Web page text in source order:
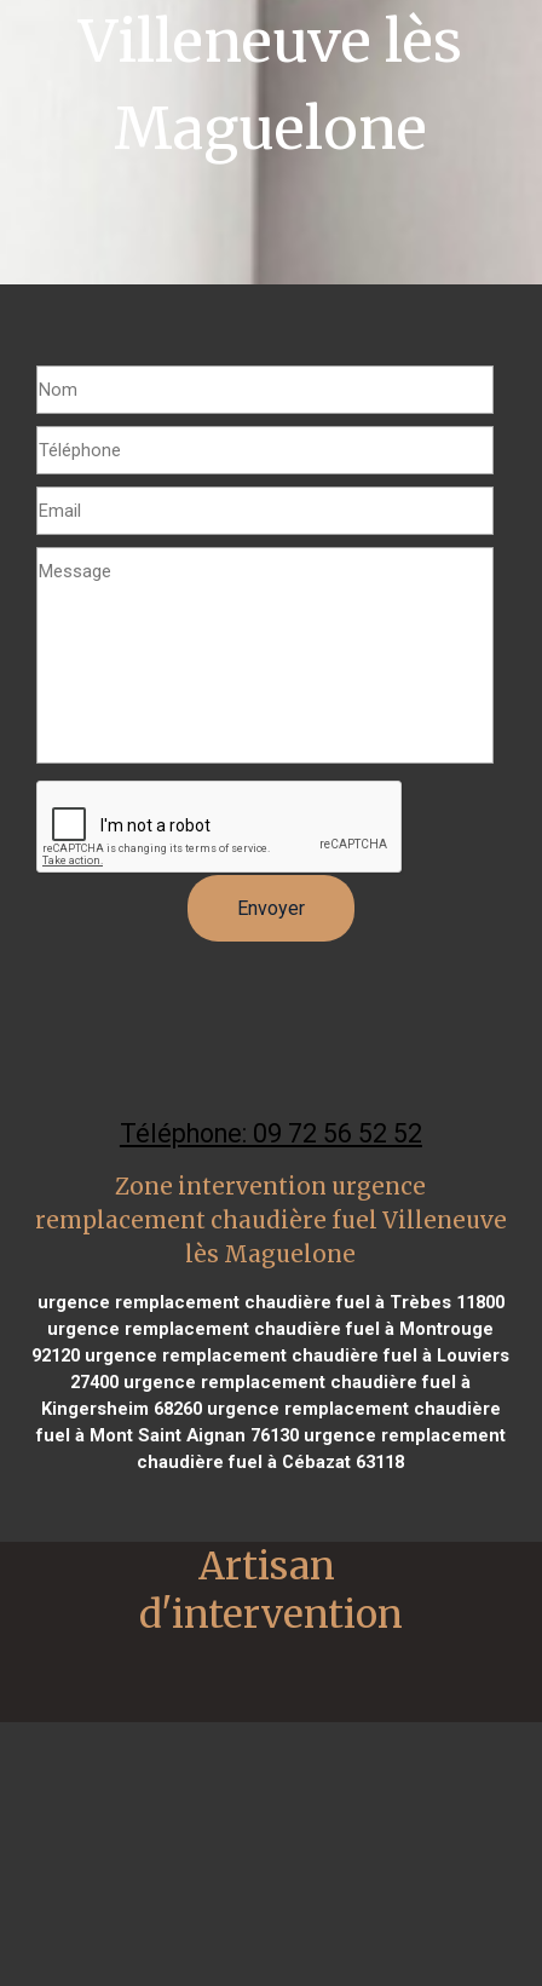
Villeneuve lès
Maguelone
Téléphone: 09 72 56 52 52
Zone intervention urgence
remplacement chaudière fuel Villeneuve
lès Maguelone
urgence remplacement chaudière fuel à Trèbes 11800
urgence remplacement chaudière fuel à Montrouge
92120 urgence remplacement chaudière fuel à Louviers
27400 urgence remplacement chaudière fuel à
Kingersheim 68260urgence remplacement chaudière
fuel à Mont Saint Aignan 76130urgence remplacement
chaudière fuel à Cébazat 63118
Artisan
d'intervention